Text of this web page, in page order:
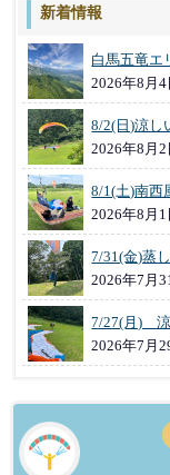
新着情報
白馬五竜エ
2026年8月4
8/2(日)涼し
2026年8月2
8/1(土)南西
2026年8月1
7/31(金)蒸
2026年7月
7/27(月) 涼
2026年7月